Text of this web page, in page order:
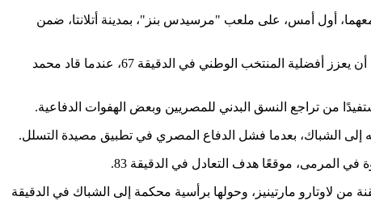
العالم 2026، بعدما خسر أمام المنتخب الأرجنتيني بنتيجة (3-2)، في اللقاء الذي جمعهما، أول أمس، على ملعب "مرسيدس بنز"، بمدينة أتلانتا، ضمن
دخل "الفراعنة" المباراة بثقة كبيرة، ونجحوا في فرض أسلوبهم خلال الشوط الأول، الذي أنهاه المنتخب المصري متقدمًا بهدف دون رد، قبل أن يعزز أفضلية المنتخب الوطني في الدقيقة 67، عندما قاد محمد
من تراجع النسق البدني للمصريين وبعض الهفوات الدفاعية.
المرمى، موقعًا هدف التعادل في الدقيقة 83.
من لاوتارو مارتينيز، وحولها برأسية محكمة إلى الشباك في الدقيقة